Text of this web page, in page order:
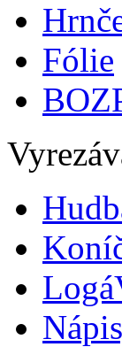
Fólie
Logá